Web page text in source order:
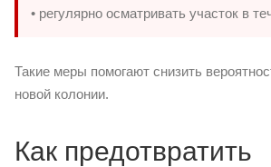
• регулярно осматривать участок в
Такие меры помогают снизить
новой колонии.
Как предотвратить